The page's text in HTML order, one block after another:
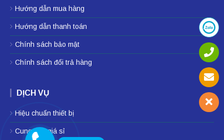
Hướng dẫn mua hàng
Hướng dẫn thanh toán
Chính sách bảo mật
Chính sách đổi trả hàng
DỊCH VỤ
Hiệu chuẩn thiết bị
Cung cấp giá sỉ